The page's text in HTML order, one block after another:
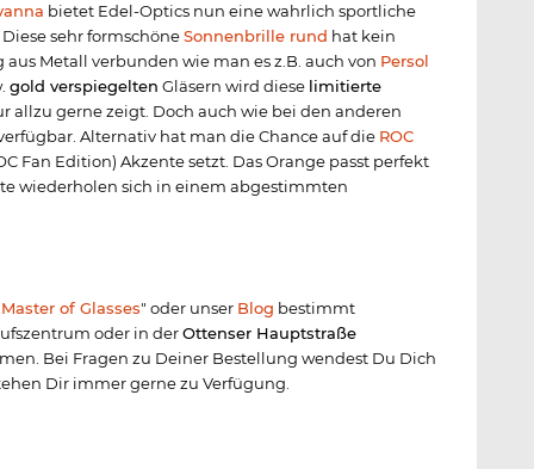
bietet Edel-Optics nun eine wahrlich sportliche
sehr formschöneSonnenbrille rund hat kein
Metall verbunden wie man es z.B. auch von Persol
gold verspiegelten Gläsern wird diese limitierte
allzu gerne zeigt. Doch auch wie bei den anderen
Alternativ hat man die Chance auf die ROC
Fan Edition) Akzente setzt. Das Orange passt perfekt
wiederholen sich in einem abgestimmten
Master of Glasses" oder unser Blog bestimmt
oder in derOttenser Hauptstraße
Bei Fragen zu Deiner Bestellung wendest Du Dich
Dir immer gerne zu Verfügung.